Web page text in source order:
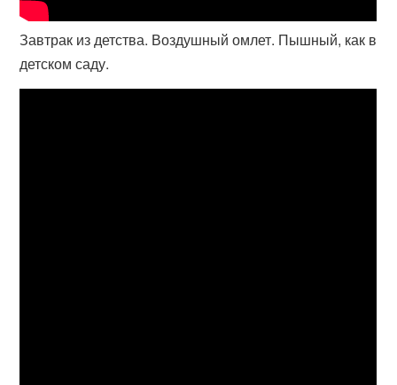
Завтрак из детства. Воздушный омлет. Пышный, как в
детском саду.